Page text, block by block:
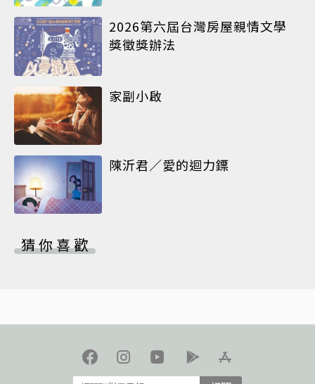
2026第六屆台灣房屋親情文學
獎徵獎辦法
家副小啟
陳沂君／愛的迴力鏢
猜你喜歡